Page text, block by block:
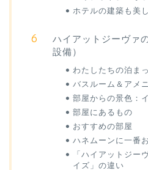
ホテルの建築も美
ハイアットジーヴァ
設備）
わたしたちの泊ま
バスルーム＆アメ
部屋からの景色：
部屋にあるもの
おすすめの部屋
ハネムーンに一番
「ハイアットジー
イズ」の違い